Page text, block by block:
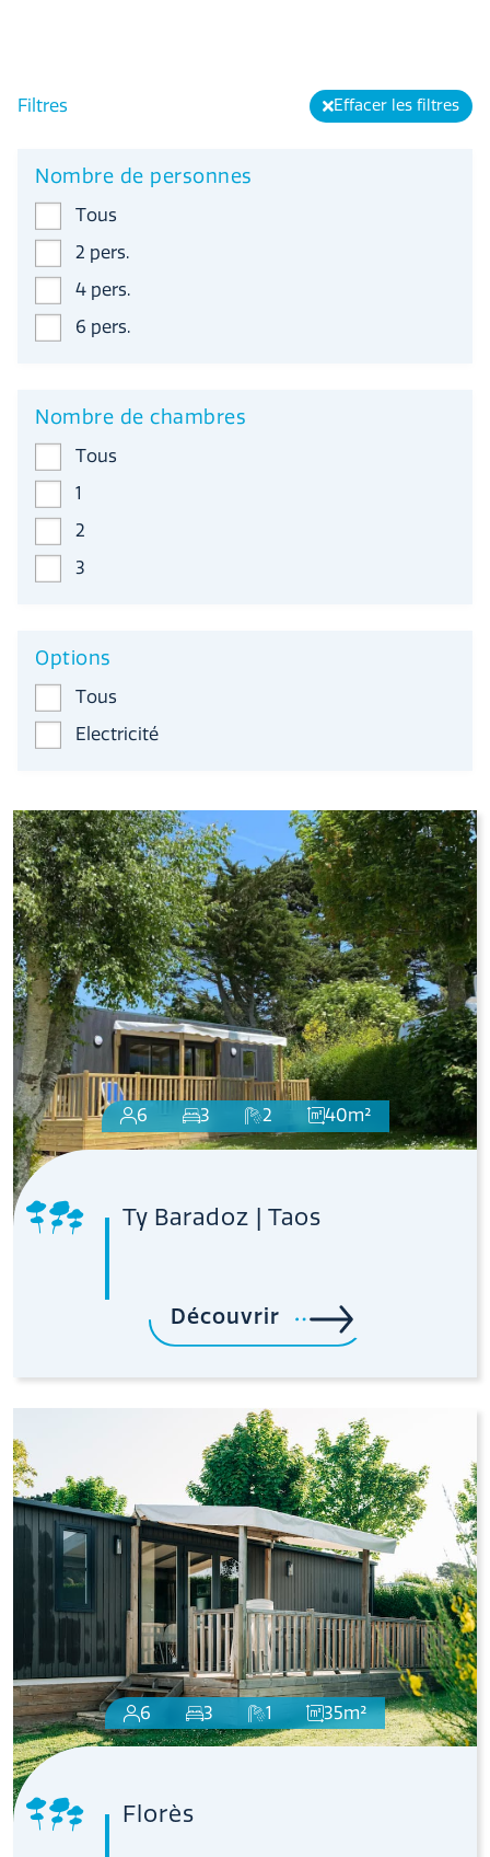
Filtres Effacer les filtres
Nombre de personnes
Tous
2 pers.
4 pers.
6 pers.
Nombre de chambres
Tous
1
2
3
Options
Tous
Electricité
6 3 2 40m²
Ty Baradoz | Taos
Découvrir
6 3 1 35m²
Florès